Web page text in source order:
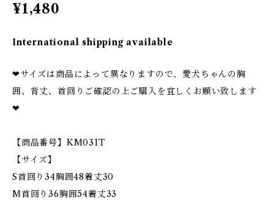
¥1,480
International shipping available
❤サイズは商品によって異なりますので、愛犬ちゃんの胸
囲、背丈、首回りご確認の上ご購入を宜しくお願い致します
❤
【商品番号】KM031T
【サイズ】
S首回り34胸囲48着丈30
M首回り36胸囲54着丈33